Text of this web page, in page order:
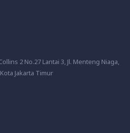
2 No.27 Lantai 3, Jl. Menteng Niaga,
Jakarta Timur